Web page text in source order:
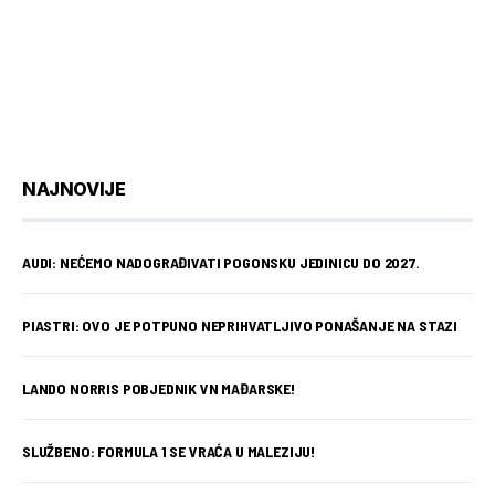
NAJNOVIJE
AUDI: NEĆEMO NADOGRAĐIVATI POGONSKU JEDINICU DO 2027.
PIASTRI: OVO JE POTPUNO NEPRIHVATLJIVO PONAŠANJE NA STAZI
LANDO NORRIS POBJEDNIK VN MAĐARSKE!
SLUŽBENO: FORMULA 1 SE VRAĆA U MALEZIJU!